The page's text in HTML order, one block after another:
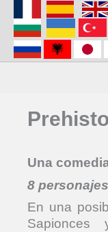
contenu
Una
8 personajes
En una
Sapionces